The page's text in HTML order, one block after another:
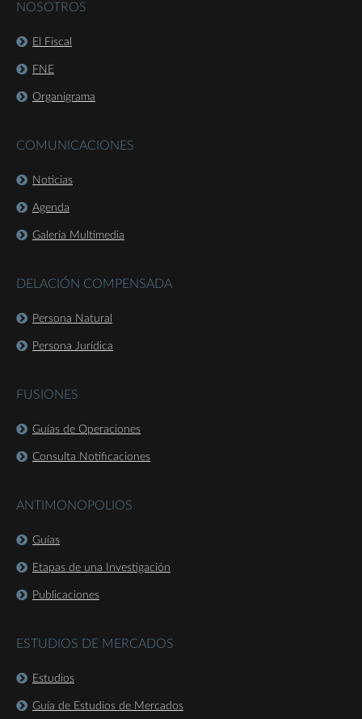
NOSOTROS
El Fiscal
FNE
Organigrama
COMUNICACIONES
Noticias
Agenda
Galería Multimedia
DELACIÓN COMPENSADA
Persona Natural
Persona Jurídica
FUSIONES
Guías de Operaciones
Consulta Notificaciones
ANTIMONOPOLIOS
Guías
Etapas de una Investigación
Publicaciones
ESTUDIOS DE MERCADOS
Estudios
Guía de Estudios de Mercados